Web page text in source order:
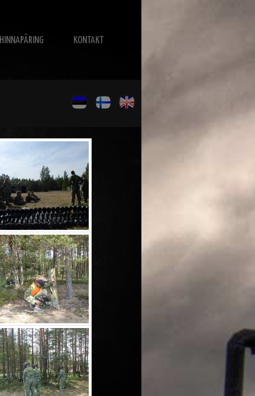
HINNAPÄRING KONTAKT